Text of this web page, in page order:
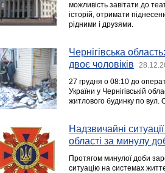
можливість завітати до
історій, отримати
рідними і друзями.
Чернігівська
двоє чоловіків
27 грудня о 08:10 до
України у Чернігівській
житлового будинку по вул.
Надзвичайні
області за минулу
Протягом минулої доби
ситуацію на системах